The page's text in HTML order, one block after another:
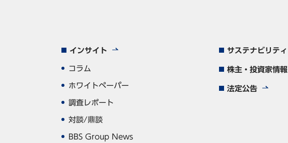
インサイト
コラム
ホワイトペーパー
調査レポート
対談/鼎談
BBS Group News
サステナビリティ
株主・投資家情報
法定公告